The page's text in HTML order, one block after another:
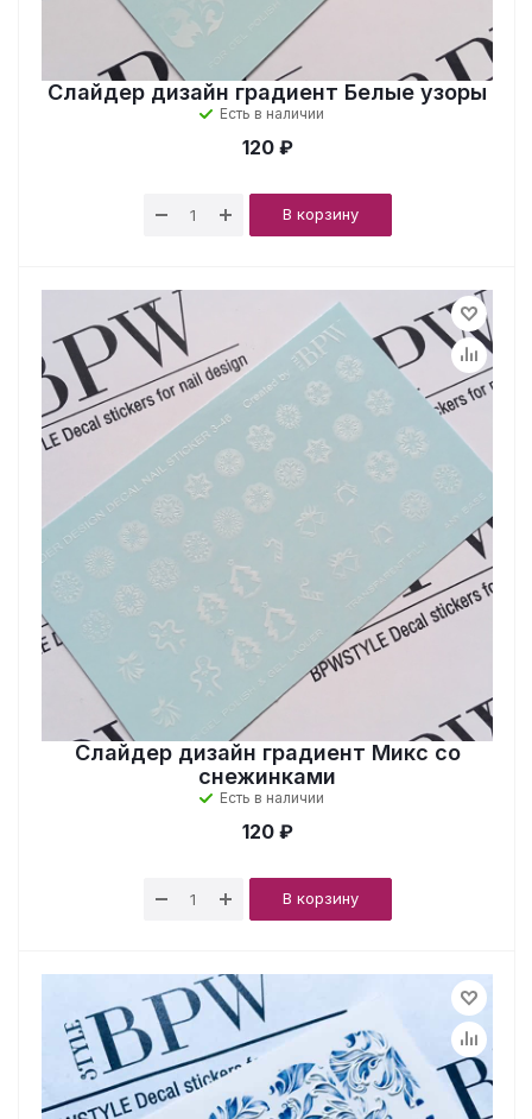
Слайдер дизайн градиент Белые узоры
Есть в наличии
120 ₽
В корзину
Слайдер дизайн градиент Микс со
снежинками
Есть в наличии
120 ₽
В корзину